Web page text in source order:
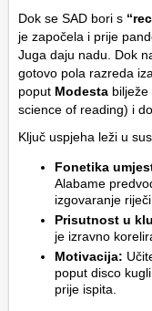
Dok se SAD bori s
je započela i prije
Juga daju nadu. Dok
gotovo pola razreda
poput Modesta
science of reading) i
Ključ uspjeha leži u
Fonetika
Alabame
izgovaranje riječi.
Prisutnost u
je izravno
Motivacija:
poput disco
prije ispita.